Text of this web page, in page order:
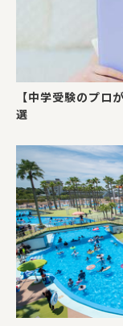
【中学受験のプロ
選